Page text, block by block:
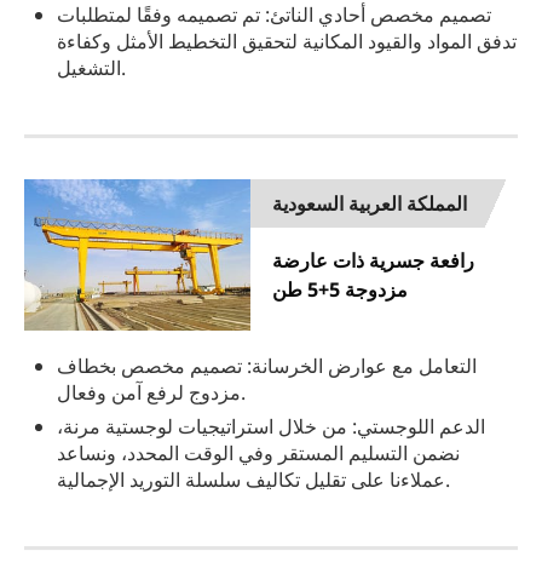
تصميم مخصص أحادي الناتئ: تم تصميمه وفقًا لمتطلبات
تدفق المواد والقيود المكانية لتحقيق التخطيط الأمثل وكفاءة
التشغيل.
المملكة العربية السعودية
رافعة جسرية ذات عارضة
مزدوجة 5+5 طن
التعامل مع عوارض الخرسانة: تصميم مخصص بخطاف
مزدوج لرفع آمن وفعال.
الدعم اللوجستي: من خلال استراتيجيات لوجستية مرنة،
نضمن التسليم المستقر وفي الوقت المحدد، ونساعد
عملاءنا على تقليل تكاليف سلسلة التوريد الإجمالية.